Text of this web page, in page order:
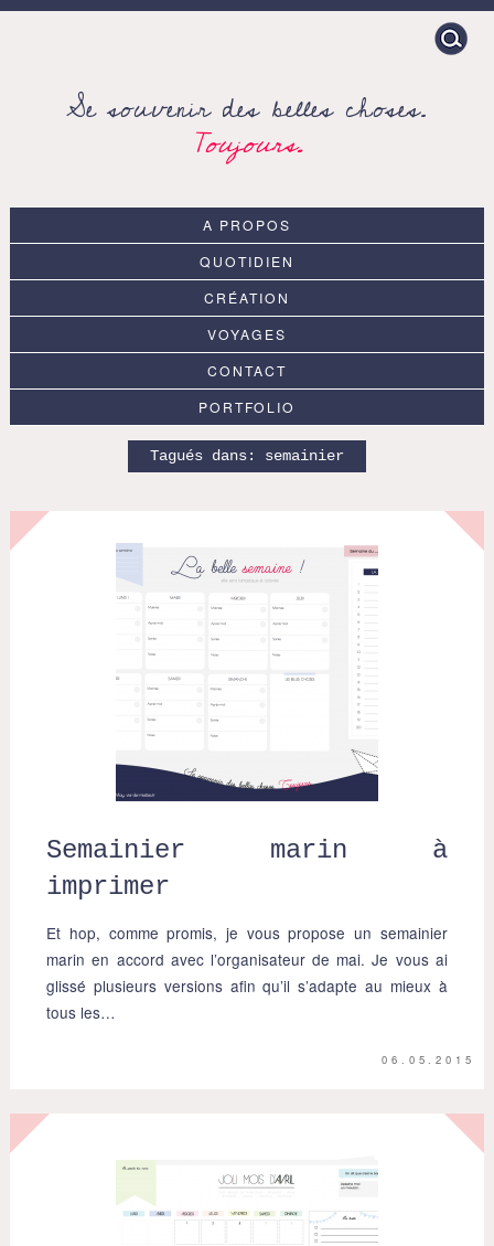
Search
for:
Se souvenir des belles choses.
Toujours.
A PROPOS
QUOTIDIEN
CRÉATION
VOYAGES
CONTACT
PORTFOLIO
Tagués dans: semainier
Semainier marin à
imprimer
Et hop, comme promis, je vous propose un semainier
marin en accord avec l’organisateur de mai. Je vous ai
glissé plusieurs versions afin qu’il s’adapte au mieux à
tous les…
06.05.2015